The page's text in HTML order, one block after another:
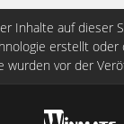
Inhalte auf dieser
erstellt oder
wurden vor der